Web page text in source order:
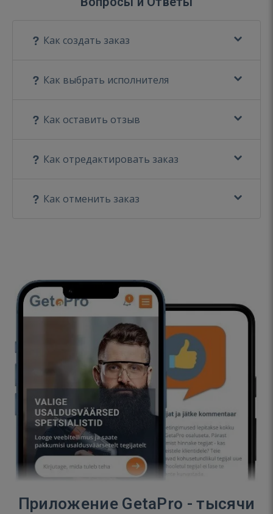
Как создать заказ
Как выбрать исполнителя
Как оставить отзыв
Как отредактировать заказ
Как отменить заказ
Приложение GetaPro - тысячи